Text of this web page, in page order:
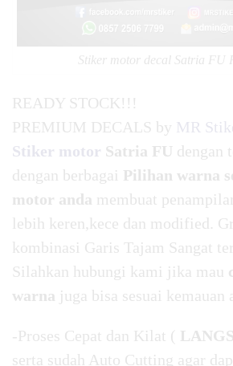
Stiker motor decal Satria FU
READY STOCK!!!
PREMIUM DECALS by MR
Stiker motor Satria FU dengan
dengan berbagai Pilihan warna
motor anda membuat
lebih keren,kece dan modified.
kombinasi Garis Tajam Sangat
Silahkan hubungi kami jika mau
warna juga bisa sesuai kemauan
-Proses Cepat dan Kilat (
serta sudah Auto Cutting agar